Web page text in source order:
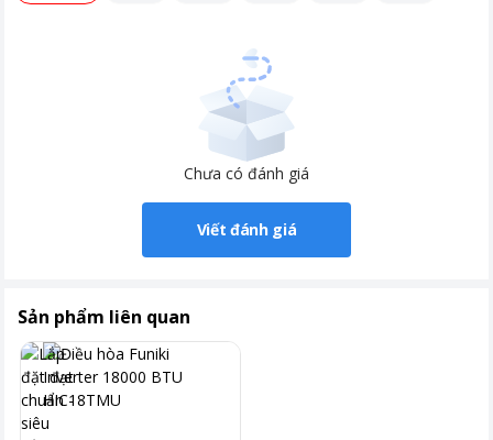
Dàn nóng có lớp phủ chống ăn mòn
Chức năng tự chẩn đoán lỗi
Chưa có đánh giá
Viết đánh giá
Sản phẩm liên quan